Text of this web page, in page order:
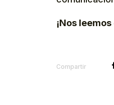
¡Nos
Compartir